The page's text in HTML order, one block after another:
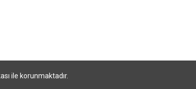
ile korunmaktadır.